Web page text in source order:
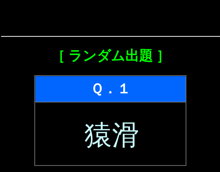
［ ランダム出題 ］
Ｑ．１
猿滑